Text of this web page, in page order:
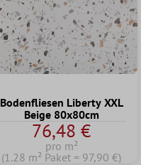
Bodenfliesen Liberty XXL
Beige 80x80cm
76,48 €
pro m²
(1.28 m² Paket = 97,90 €)